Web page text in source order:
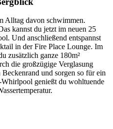
Alltag davon schwimmen.
kannst du jetzt im neuen 25
Und anschließend entspannst
in der Fire Place Lounge. Im
zusätzlich ganze 180m²
die großzügige Verglasung
und sorgen so für ein
genießt du wohltuende